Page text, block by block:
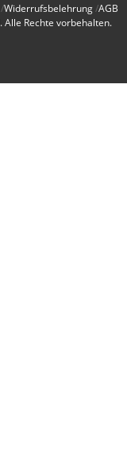
Widerrufsbelehrung AGB
. Alle Rechte vorbehalten.